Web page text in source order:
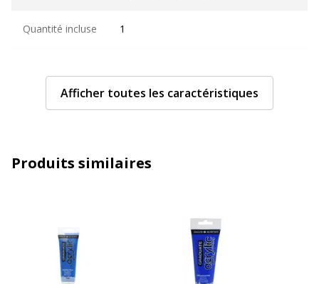
Quantité incluse 1
Informations sur les services
Informations sur les services
Indice de couleur
Afficher toutes les caractéristiques
Produits similaires